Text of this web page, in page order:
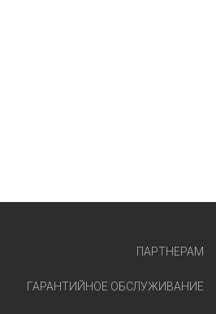
ПАРТНЕРАМ
ГАРАНТИЙНОЕ ОБСЛУЖИВАНИЕ